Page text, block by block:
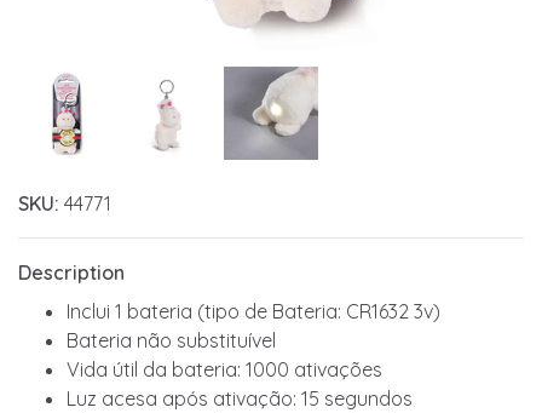
SKU: 44771
Description
Inclui 1 bateria (tipo de Bateria: CR1632 3v)
Bateria não substituível
Vida útil da bateria: 1000 ativações
Luz acesa após ativação: 15 segundos